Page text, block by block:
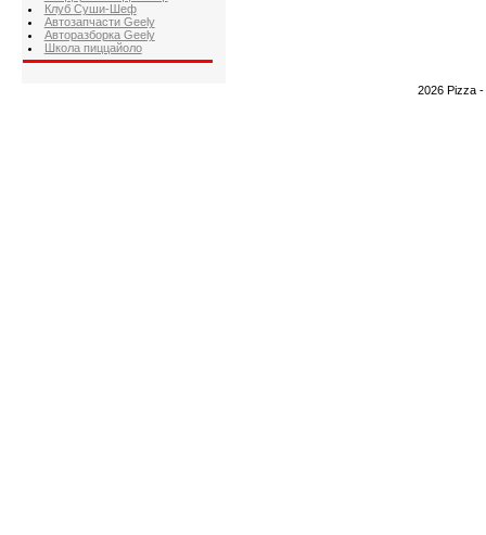
Клуб Суши-Шеф
Автозапчасти Geely
Авторазборка Geely
Школа пиццайоло
2026 Pizza